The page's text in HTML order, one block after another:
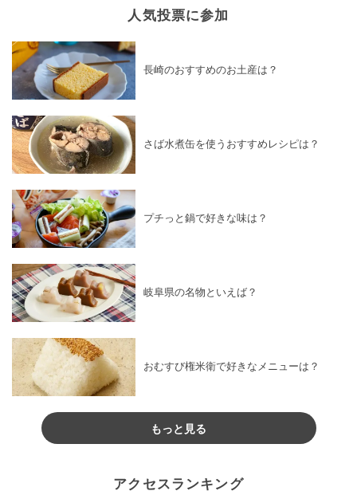
人気投票に参加
長崎のおすすめのお土産は？
さば水煮缶を使うおすすめレシピは？
プチっと鍋で好きな味は？
岐阜県の名物といえば？
おむすび権米衛で好きなメニューは？
もっと見る
アクセスランキング